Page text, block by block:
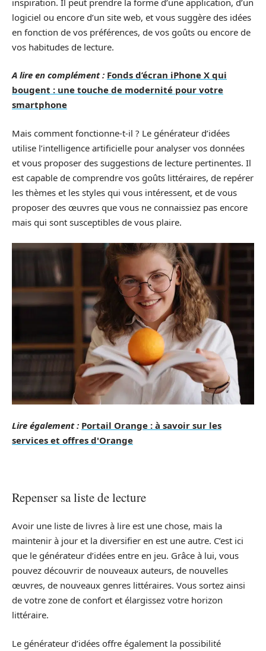
logiciel ou encore d’un site web, et vous suggère des idées
en fonction de vos préférences, de vos goûts ou encore de
vos habitudes de lecture.
A lire en complément : Fonds d’écran iPhone X qui
bougent : une touche de modernité pour votre
smartphone
Mais comment fonctionne-t-il ? Le générateur d’idées
utilise l’intelligence artificielle pour analyser vos données
et vous proposer des suggestions de lecture pertinentes. Il
est capable de comprendre vos goûts littéraires, de repérer
les thèmes et les styles qui vous intéressent, et de vous
proposer des œuvres que vous ne connaissiez pas encore
mais qui sont susceptibles de vous plaire.
Lire également : Portail Orange : à savoir sur les
services et offres d'Orange
Repenser sa liste de lecture
Avoir une liste de livres à lire est une chose, mais la
maintenir à jour et la diversifier en est une autre. C’est ici
que le générateur d’idées entre en jeu. Grâce à lui, vous
pouvez découvrir de nouveaux auteurs, de nouvelles
œuvres, de nouveaux genres littéraires. Vous sortez ainsi
de votre zone de confort et élargissez votre horizon
littéraire.
Le générateur d’idées offre également la possibilité